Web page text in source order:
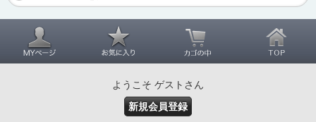
ようこそ ゲストさん
新規会員登録